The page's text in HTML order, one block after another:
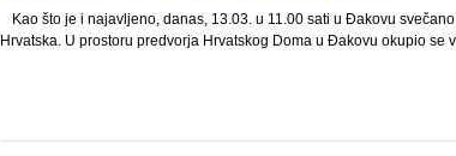
Kao što je i najavljeno, danas, 13.03. u 11.00 sati u Đakovu
Hrvatska. U prostoru predvorja Hrvatskog Doma u Đakovu okupio